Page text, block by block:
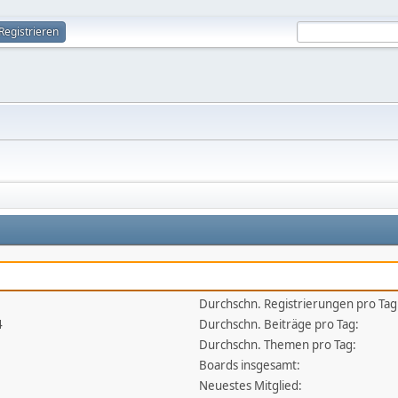
Durchschn. Registrierungen pro
Durchschn. Beiträge pro Tag:
Durchschn. Themen pro Tag:
Boards insgesamt:
Neuestes Mitglied: